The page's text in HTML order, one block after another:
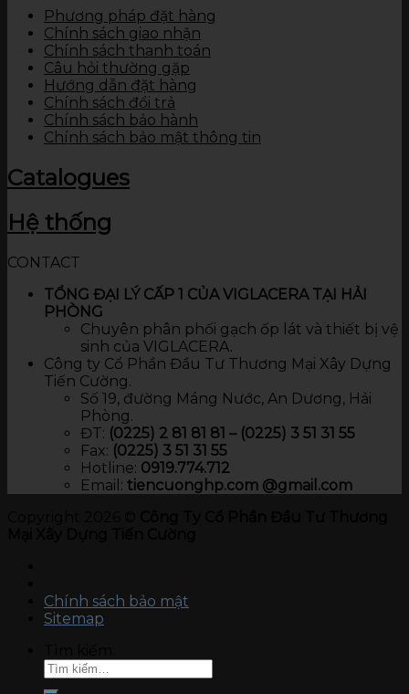
Phương pháp đặt hàng
Chính sách giao nhận
Chính sách thanh toán
Câu hỏi thường gặp
Hướng dẫn đặt hàng
Chính sách đổi trả
Chính sách bảo hành
Chính sách bảo mật thông tin
Catalogues
Hệ thống
CONTACT
TỔNG ĐẠI LÝ CẤP 1 CỦA VIGLACERA TẠI HẢI
PHÒNG
Chuyên phân phối gạch ốp lát và thiết bị vệ
sinh của VIGLACERA.
Công ty Cổ Phần Đầu Tư Thương Mại Xây Dựng
Tiến Cường.
Số 19, đường Máng Nước, An Dương, Hải
Phòng.
ĐT: (0225) 2 81 81 81 – (0225) 3 51 31 55
Fax: (0225) 3 51 31 55
Hotline: 0919.774.712​
Email: tiencuonghp.com @gmail.com
Chính sách bảo mật
Sitemap